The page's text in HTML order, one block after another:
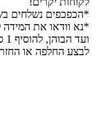
*הכפכפים נשלחים
*נא וודאו את
לבצע החלפה או